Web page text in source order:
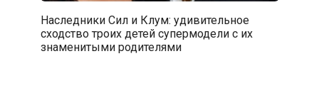
Наследники Сил и Клум: удивительное
сходство троих детей супермодели с их
знаменитыми родителями